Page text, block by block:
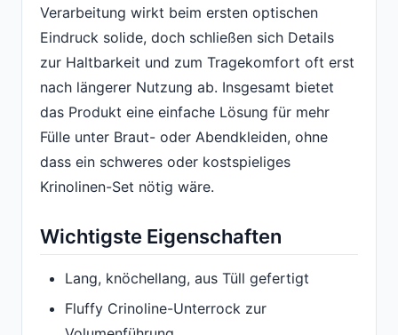
Verarbeitung wirkt beim ersten optischen
Eindruck solide, doch schließen sich Details
zur Haltbarkeit und zum Tragekomfort oft erst
nach längerer Nutzung ab. Insgesamt bietet
das Produkt eine einfache Lösung für mehr
Fülle unter Braut- oder Abendkleiden, ohne
dass ein schweres oder kostspieliges
Krinolinen-Set nötig wäre.
Wichtigste Eigenschaften
Lang, knöchellang, aus Tüll gefertigt
Fluffy Crinoline-Unterrock zur